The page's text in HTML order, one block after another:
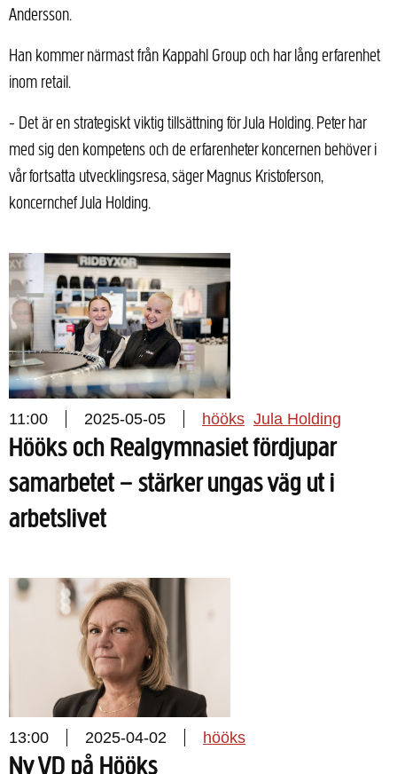
Andersson.
Han kommer närmast från Kappahl Group och har lång erfarenhet
inom retail.
− Det är en strategiskt viktig tillsättning för Jula Holding. Peter har
med sig den kompetens och de erfarenheter koncernen behöver i
vår fortsatta utvecklingsresa, säger Magnus Kristoferson,
koncernchef Jula Holding.
11:00 2025-05-05 hööks Jula Holding
Hööks och Realgymnasiet fördjupar
samarbetet – stärker ungas väg ut i
arbetslivet
13:00 2025-04-02 hööks
Ny VD på Hööks